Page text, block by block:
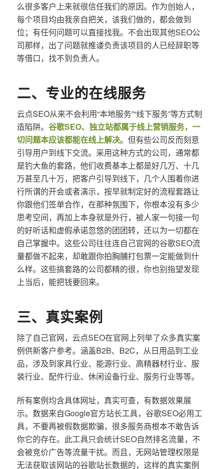
么很多客户上来就很信任我们的原因。作为创始人，
每个项目均由我亲自把关，该我们做的，都会做到
位；有任何问题可以直接找我。不会出现其他SEO公
司那样，出了问题就推诿负责该项目的人已经辞职等
等借口，找不到负责人。
二、专业的在线服务
云点SEO从来不会利用“本地服务”“线下服务”等方式制
造陷阱。 谷歌SEO、独立站都属于线上营销服务，一
切问题本应该都能在线上解决。但有些公司反而刻意
引导用户到线下交流。采用这种方式的公司，通常都
是钓大鱼的套路，他们收费基本上都是好几万、十几
万甚至几十万，把客户引导到线下，几个人围着你进
行所谓的开会或者演示，按早就制定好的流程套路让
你跟他们签单合作，在那种氛围下，你根本没有多少
思考空间，再加上本身就是外行，被人家一句接一句
的好听话和虚假承诺忽悠的团团转，还以为一切都在
自己掌握中。这些公司往往连自己官网的谷歌SEO流
量都做不起来，却敢跟你拍胸脯打包票一定能做到什
么样。这些搞套路的公司都精的很，你也别指望发现
上当后，能把钱要回来。
三、真实案例
除了自己官网，云点SEO在官网上列举了众多真实案
例供新客户参考。涵盖B2B、B2C，从日用品到工业
品，涉及到家具行业、能源行业、高精器材行业、服
装行业、配件行业、休闲设备行业、服务行业等等。
所有案例均含具体网址，真实可查，有数据效果展
示。数据来自Google官方站长工具，谷歌SEO必用工
具，不要再被假数据欺骗，很多服务商根本不敢告诉
你它的存在。此工具只会统计SEO自然排名流量，不
会被竞价广告等流量干扰。而且，无网站管理权限是
无法获取该网站的谷歌站长数据的，这样的真实案例